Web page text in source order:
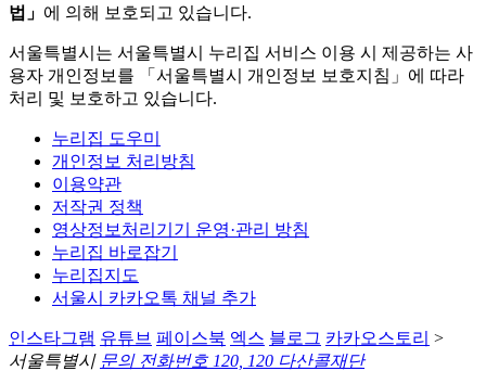
법」 에 의해 보호되고 있습니다.
서울특별시는 서울특별시 누리집 서비스 이용 시 제공하는 사
용자 개인정보를 「서울특별시 개인정보 보호지침」에 따라
처리 및 보호하고 있습니다.
누리집 도우미
개인정보 처리방침
이용약관
저작권 정책
영상정보처리기기 운영·관리 방침
누리집 바로잡기
누리집지도
서울시 카카오톡 채널 추가
인스타그램 유튜브 페이스북 엑스 블로그 카카오스토리 >
서울특별시 문의 전화번호 120, 120 다산콜재단